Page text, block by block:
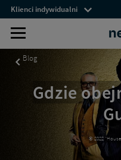
„Dom
Gucci”
trwa
Menu
przestrzeni
klienckich
Klienci indywidualni
-
o
Wyszukiwarka
Blog
Gdzie
© 2022